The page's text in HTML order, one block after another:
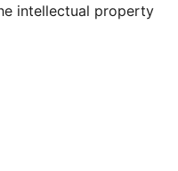
intellectual property